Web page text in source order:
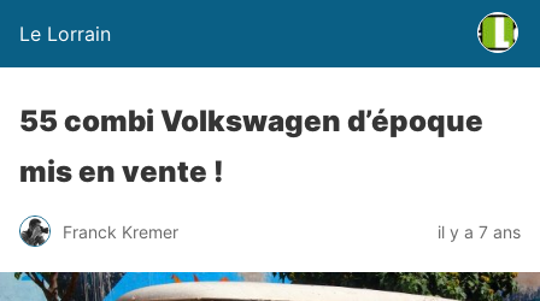
Le Lorrain
55 combi Volkswagen d’époque
mis en vente !
Franck Kremer il y a 7 ans